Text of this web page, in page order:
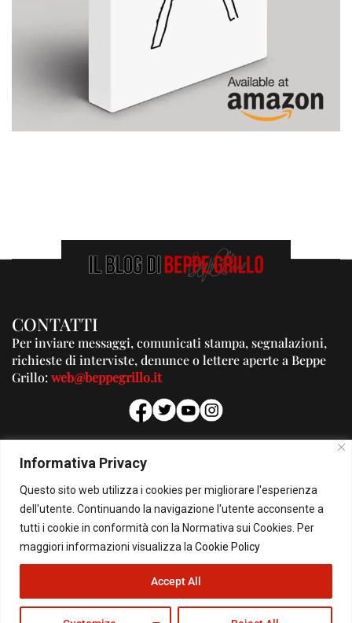
Informativa Privacy
Questo sito web utilizza i cookies per migliorare l'esperienza
dell'utente. Continuando la navigazione l'utente acconsente a
tutti i cookie in conformità con la Normativa sui Cookies. Per
maggiori informazioni visualizza la Cookie Policy
Accept All
CONTATTI
Per inviare messaggi, comunicati stampa, segnalazioni,
richieste di interviste, denunce o lettere aperte a Beppe
Grillo:web@beppegrillo.it
PUBBLICITA'
Per la tua pubblicità su questo Blog:
pubblicita@beppegrillo.it
HOMEPAGE COOKIE POLICY PRIVACY POLICY CONTATTI
© Copyright 2026 - Il Blog di Beppe Grillo. All Rights Reserved - Powered by
happygrafic.com